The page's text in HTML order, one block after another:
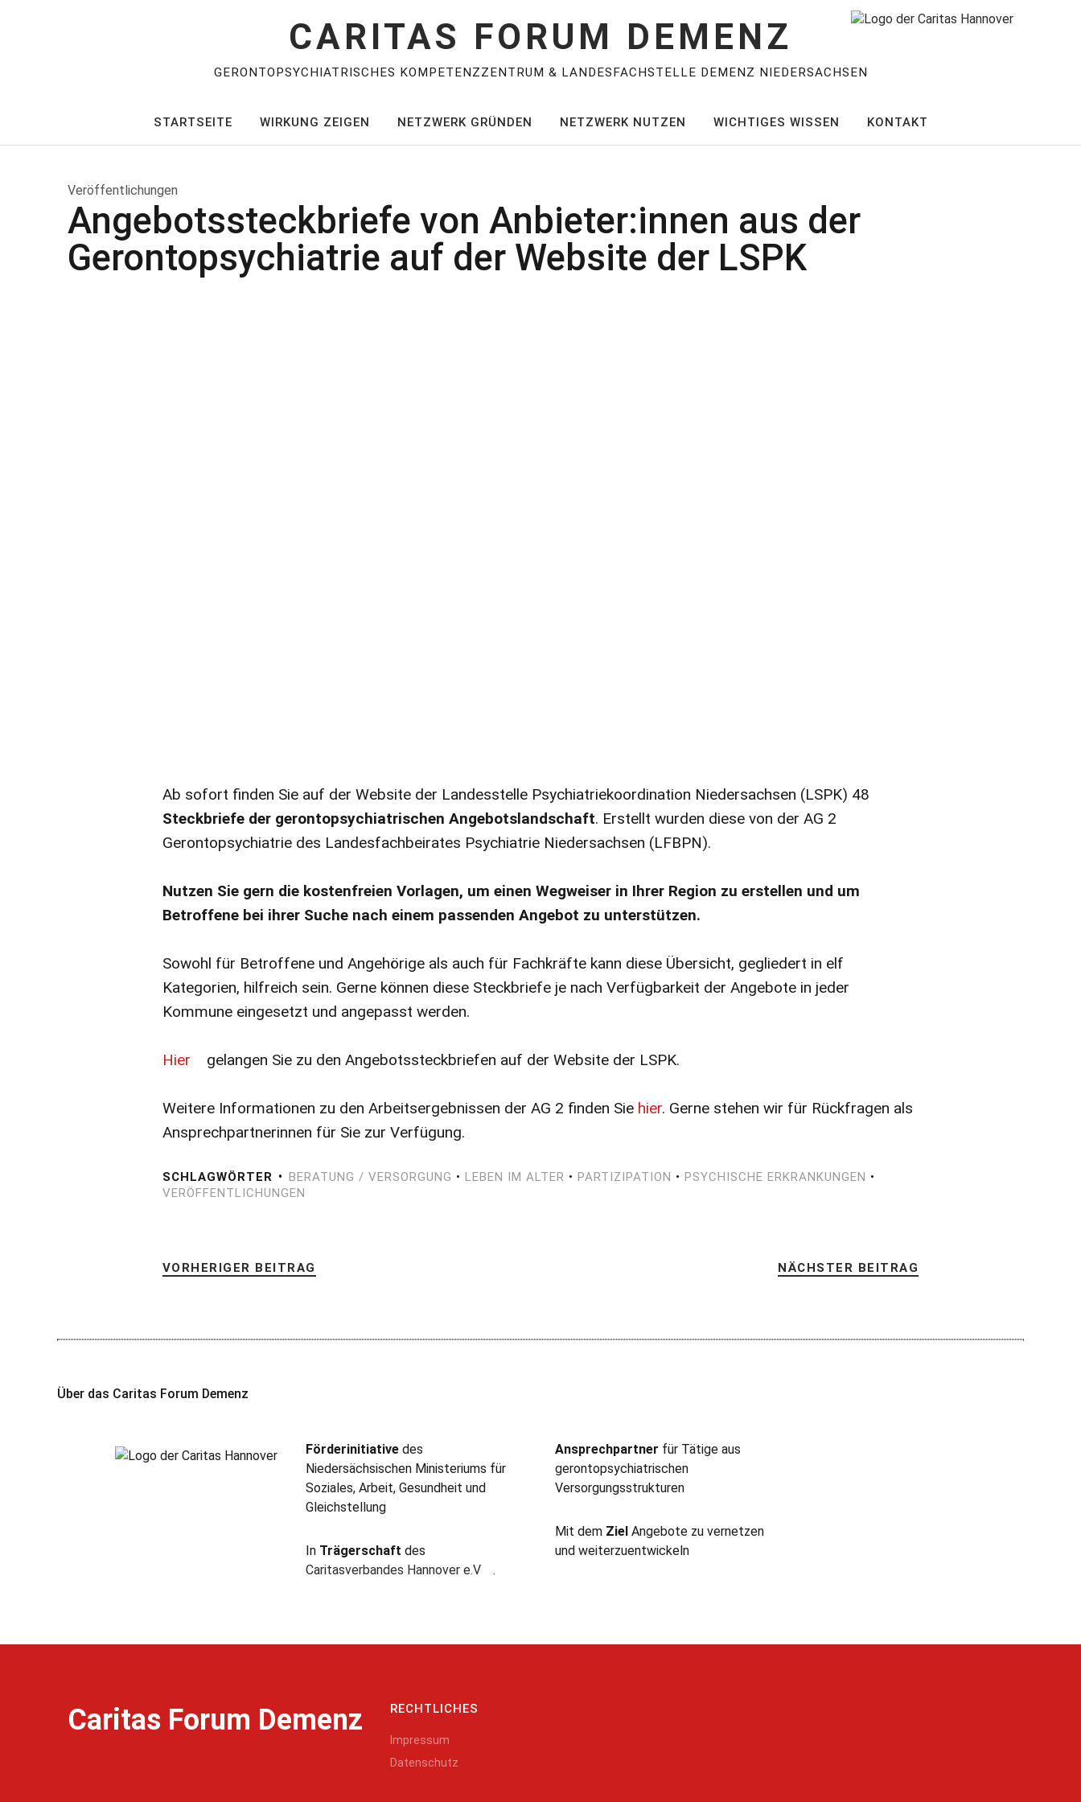
CARITAS FORUM DEMENZ
GERONTOPSYCHIATRISCHES KOMPETENZZENTRUM & LANDESFACHSTELLE DEMENZ NIEDERSACHSEN
STARTSEITE WIRKUNG ZEIGEN NETZWERK GRÜNDEN NETZWERK NUTZEN WICHTIGES WISSEN KONTAKT
Veröffentlichungen
Angebotssteckbriefe von Anbieter:innen aus der
Gerontopsychiatrie auf der Website der LSPK
Ab sofort finden Sie auf der Website der Landesstelle Psychiatriekoordination Niedersachsen (LSPK) 48
Steckbriefe der gerontopsychiatrischen Angebotslandschaft. Erstellt wurden diese von der AG 2
Gerontopsychiatrie des Landesfachbeirates Psychiatrie Niedersachsen (LFBPN).
Nutzen Sie gern die kostenfreien Vorlagen, um einen Wegweiser in Ihrer Region zu erstellen und um
Betroffene bei ihrer Suche nach einem passenden Angebot zu unterstützen.
Sowohl für Betroffene und Angehörige als auch für Fachkräfte kann diese Übersicht, gegliedert in elf
Kategorien, hilfreich sein. Gerne können diese Steckbriefe je nach Verfügbarkeit der Angebote in jeder
Kommune eingesetzt und angepasst werden.
Hier gelangen Sie zu den Angebotssteckbriefen auf der Website der LSPK.
Weitere Informationen zu den Arbeitsergebnissen der AG 2 finden Sie hier. Gerne stehen wir für Rückfragen als
Ansprechpartnerinnen für Sie zur Verfügung.
SCHLAGWÖRTER BERATUNG / VERSORGUNG • LEBEN IM ALTER • PARTIZIPATION • PSYCHISCHE ERKRANKUNGEN •
VERÖFFENTLICHUNGEN
VORHERIGER BEITRAG NÄCHSTER BEITRAG
Über das Caritas Forum Demenz
Förderinitiativedes
Niedersächsischen Ministeriums für
Soziales, Arbeit, Gesundheit und
Gleichstellung
In Trägerschaftdes
Caritasverbandes Hannover e.V
.
Ansprechpartner für Tätige aus
gerontopsychiatrischen
Versorgungsstrukturen
Mit dem Ziel Angebote zu vernetzen
und weiterzuentwickeln
Caritas Forum Demenz RECHTLICHES
Impressum
Datenschutz